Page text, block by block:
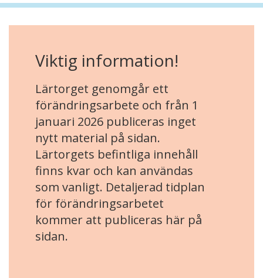
Viktig information!
Lärtorget genomgår ett
förändringsarbete och från 1
januari 2026 publiceras inget
nytt material på sidan.
Lärtorgets befintliga innehåll
finns kvar och kan användas
som vanligt. Detaljerad tidplan
för förändringsarbetet
kommer att publiceras här på
sidan.